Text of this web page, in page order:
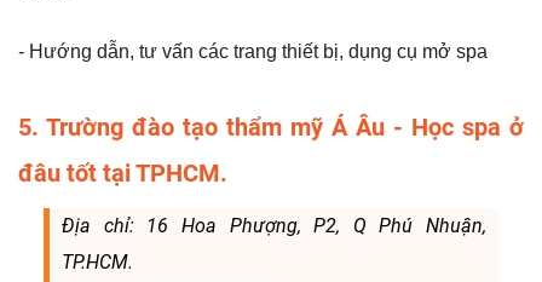
- Hướng dẫn, tư vấn các trang thiết bị, dụng cụ mở spa
5. Trường đào tạo thẩm mỹ Á Âu - Học spa ở
đâu tốt tại TPHCM.
Địa chỉ: 16 Hoa Phượng, P2, Q Phú Nhuận,
TP.HCM.